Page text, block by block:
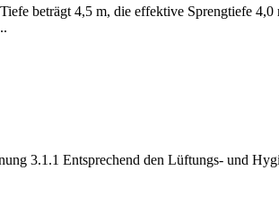
beträgt 4,5 m, die effektive Sprengtiefe 4,0
3.1.1 Entsprechend den Lüftungs- und